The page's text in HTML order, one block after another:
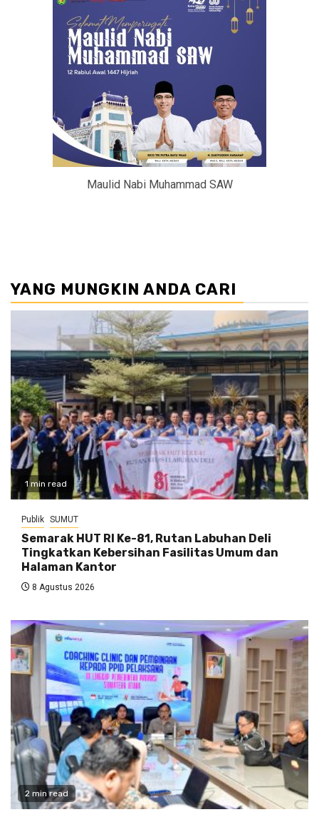
Maulid Nabi Muhammad SAW
YANG MUNGKIN ANDA CARI
1 min read
Publik SUMUT
Semarak HUT RI Ke-81, Rutan Labuhan Deli
Tingkatkan Kebersihan Fasilitas Umum dan
Halaman Kantor
8 Agustus 2026
2 min read